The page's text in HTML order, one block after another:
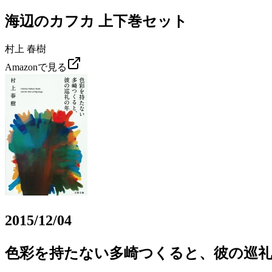
海辺のカフカ 上下巻セット
村上 春樹
Amazonで見る
2015/12/04
色彩を持たない多崎つくると、彼の巡